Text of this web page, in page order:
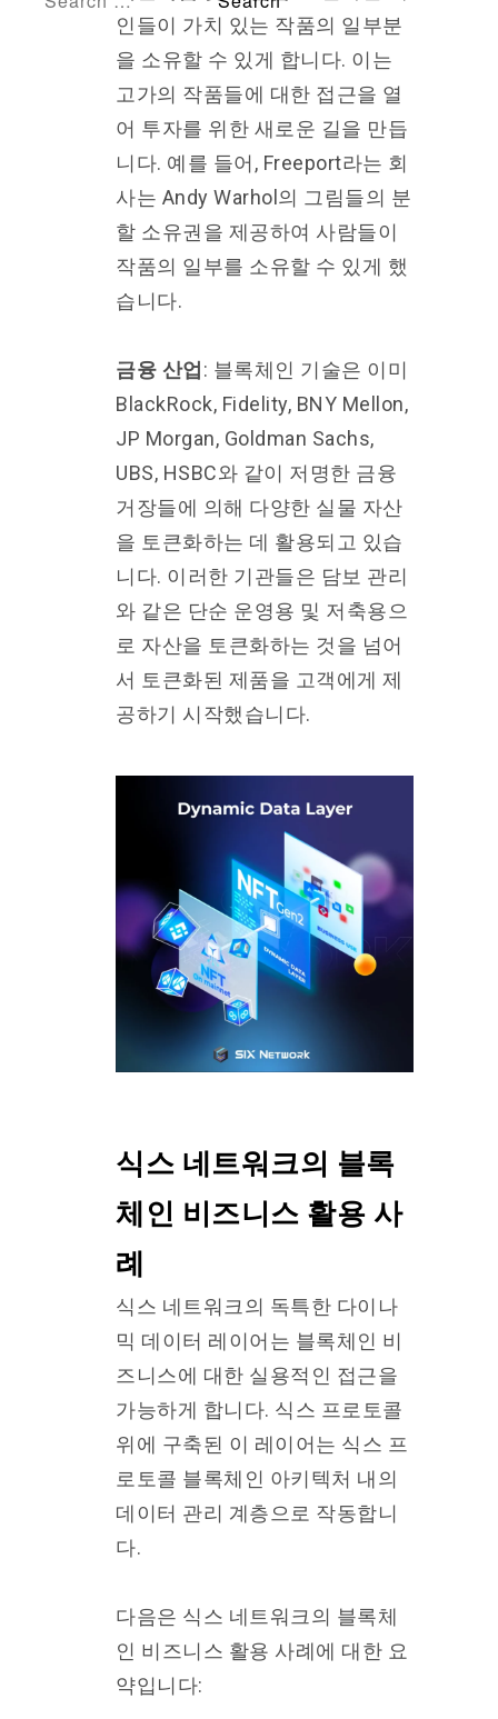
인들이 가치 있는 작품의 일부분
을 소유할 수 있게 합니다. 이는
고가의 작품들에 대한 접근을 열
어 투자를 위한 새로운 길을 만듭
니다. 예를 들어, Freeport라는 회
사는 Andy Warhol의 그림들의 분
할 소유권을 제공하여 사람들이
작품의 일부를 소유할 수 있게 했
습니다.
금융 산업 : 블록체인 기술은 이미
BlackRock, Fidelity, BNY Mellon,
JP Morgan, Goldman Sachs,
UBS, HSBC와 같이 저명한 금융
거장들에 의해 다양한 실물 자산
을 토큰화하는 데 활용되고 있습
니다. 이러한 기관들은 담보 관리
와 같은 단순 운영용 및 저축용으
로 자산을 토큰화하는 것을 넘어
서 토큰화된 제품을 고객에게 제
공하기 시작했습니다.
식스 네트워크의 블록
체인 비즈니스 활용 사
례
식스 네트워크의 독특한 다이나
믹 데이터 레이어는 블록체인 비
즈니스에 대한 실용적인 접근을
가능하게 합니다. 식스 프로토콜
위에 구축된 이 레이어는 식스 프
로토콜 블록체인 아키텍처 내의
데이터 관리 계층으로 작동합니
다.
다음은 식스 네트워크의 블록체
인 비즈니스 활용 사례에 대한 요
약입니다: